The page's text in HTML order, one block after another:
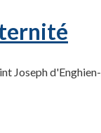
Joseph